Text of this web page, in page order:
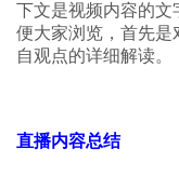
下文是视频内容的文
便大家浏览，首先是
自观点的详细解读。
直播内容总结